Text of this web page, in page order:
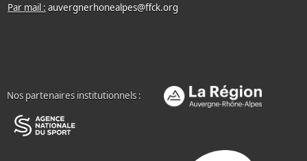
Par mail : auvergnerhonealpes@ffck.org
Nos partenaires institutionnels :